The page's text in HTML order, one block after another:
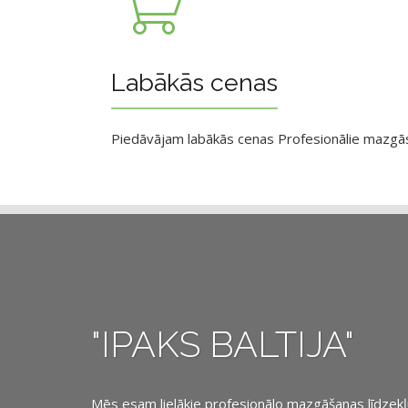
Labākās cenas
Piedāvājam labākās cenas Profesionālie
"IPAKS BALTIJA"
Mēs esam lielākie profesionālo mazgāšanas